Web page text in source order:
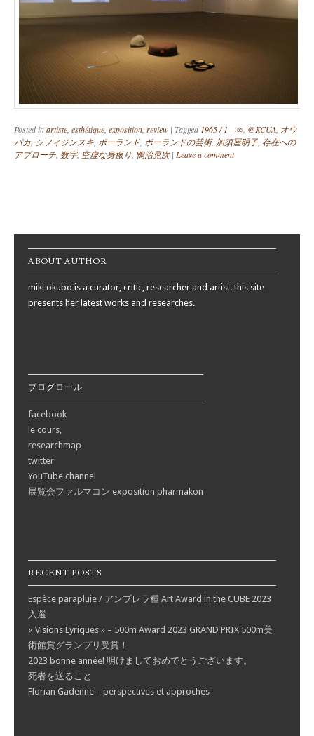
Posted inartiste, esthétique, exposition, review | Tagged1965 / 1 – ∞, @KCUA, オウ
パカ, シフィジンスキ, ポーランド, ポーランドの芸術, 加須屋明子, 存在への
アプローチ, 数字, 空虚な身振り, 鴨治晃次 | Leave a comment
Post navigation
ABOUT AUTHOR
miki okubo is a curator, critic, researcher and artist. this site
presents her latest works and researches.
ブログロール
facebook
le cours,
researchmap
twitter
YouTube channel
展覧会ファルマコン exposition pharmakon
RECENT POSTS
Espèce parapluie / アンブレラ種 Art Award in the CUBE 2023
入選
« Visions Lyriques » – 500m Award 2023 GRAND PRIX 500m美
術館賞グランプリ受賞！
2023 bonne année! 明けましておめでとうございます。
死者を送ること
Florian Gadenne – perspectives et approches